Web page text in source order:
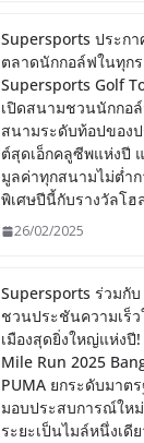
Supersports ประก
ตลาดนักกอล์ฟในทุก
Supersports Golf
เปิดสนามชวนนักกอ
สนามระดับท้อปของ
ต์สุดเอ็กคลูซีพแห่งปี
มูลค่าทุกสนามไม่ต่ำ
พิเศษปีนี้กับรางวัลโ
26/02/2025
Supersports ร่วมกั
ชวนประชันความเร็ว
เมืองสุดยิ่งใหญ่แห่งปี
Mile Run 2025
PUMA ยกระดับมาต
มอบประสบการณ์ให
ระยะเป็นไมล์หนึ่งเดี